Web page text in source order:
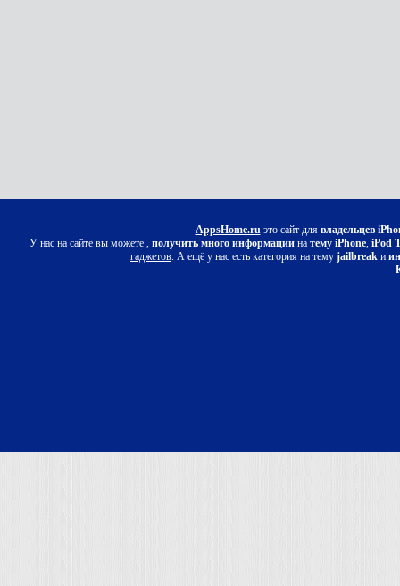
AppsHome.ruэто сайт для владельцев
У нас на сайте вы можете , получить много информациина тему iPhone,iPod
гаджетов. А ещё у нас есть категория на тему jailbreak и